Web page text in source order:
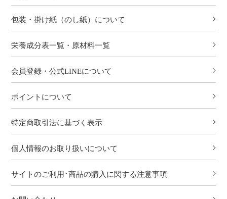
包装・掛け紙（のし紙）について
栄養成分表一覧・原材料一覧
会員登録・公式LINEについて
ポイントについて
特定商取引法に基づく表示
個人情報のお取り扱いについて
サイトのご利用･商品の購入に関する注意事項